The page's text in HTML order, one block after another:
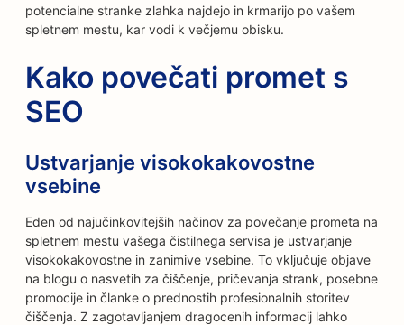
potencialne stranke zlahka najdejo in krmarijo po vašem
spletnem mestu, kar vodi k večjemu obisku.
Kako povečati promet s
SEO
Ustvarjanje visokokakovostne
vsebine
Eden od najučinkovitejših načinov za povečanje prometa na
spletnem mestu vašega čistilnega servisa je ustvarjanje
visokokakovostne in zanimive vsebine. To vključuje objave
na blogu o nasvetih za čiščenje, pričevanja strank, posebne
promocije in članke o prednostih profesionalnih storitev
čiščenja. Z zagotavljanjem dragocenih informacij lahko